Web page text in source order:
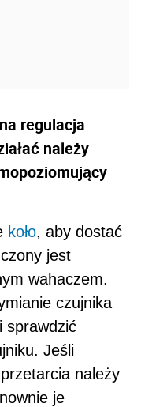
regulacja
należy
koło, aby dostać
jest
wahaczem.
czujnika
sprawdzić
Jeśli
należy
je